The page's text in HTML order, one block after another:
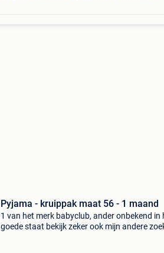
Pyjama - kruippak maat 56 - 1 maand
1 van het merk babyclub, ander onbekend in
goede staat bekijk zeker ook mijn andere